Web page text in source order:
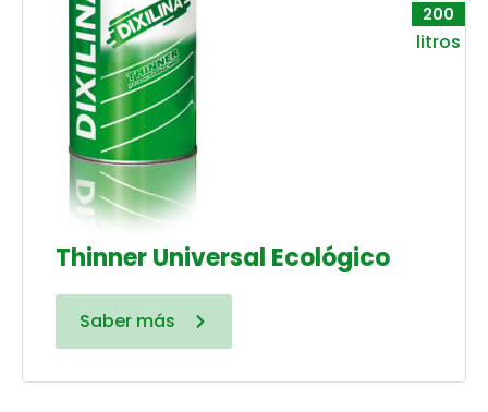
200
litros
Thinner Universal Ecológico
Saber más